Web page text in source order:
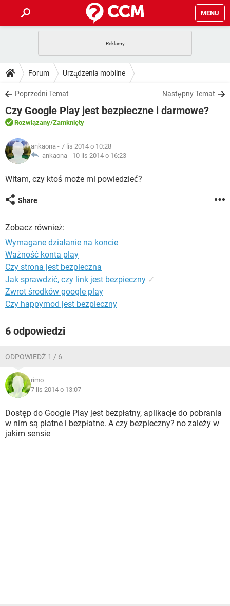
MENU
GRY WHATSAPP
SPOTIFY
INSTAGRAM FACEBOOK
WINDOWS 10
PORADY
PlayStation TIKTOK
SPOTIFY
INSTAGRAM
WINDOWS 10
DO POBRANIA
ANDROID TIKTOK
GRY
IOS
INSTAGRAM
WINDOWS 10
FORUM
COVID-19
GRY WHATSAPP
ARTYKUŁY
COVID-19
GRY WHATSAPP
SPOTIFY
Forum Urządzenia mobilne
Poprzedni Temat Następny Temat
Czy Google Play jest bezpieczne i darmowe?
Rozwiązany/Zamknięty
ankaona - 7 lis 2014 o 10:28
ankaona - 10 lis 2014 o 16:23
Witam, czy ktoś może mi powiedzieć?
Share
Zobacz również:
Wymagane działanie na koncie
Ważność konta play
Czy strona jest bezpieczna
Jak sprawdzić, czy link jest bezpieczny ✓
Zwrot środków google play
Czy happymod jest bezpieczny
6 odpowiedzi
ODPOWIEDŹ 1 / 6
rimo
7 lis 2014 o 13:07
Dostęp do Google Play jest bezpłatny, aplikacje do pobrania
w nim są płatne i bezpłatne. A czy bezpieczny? no zależy w
jakim sensie